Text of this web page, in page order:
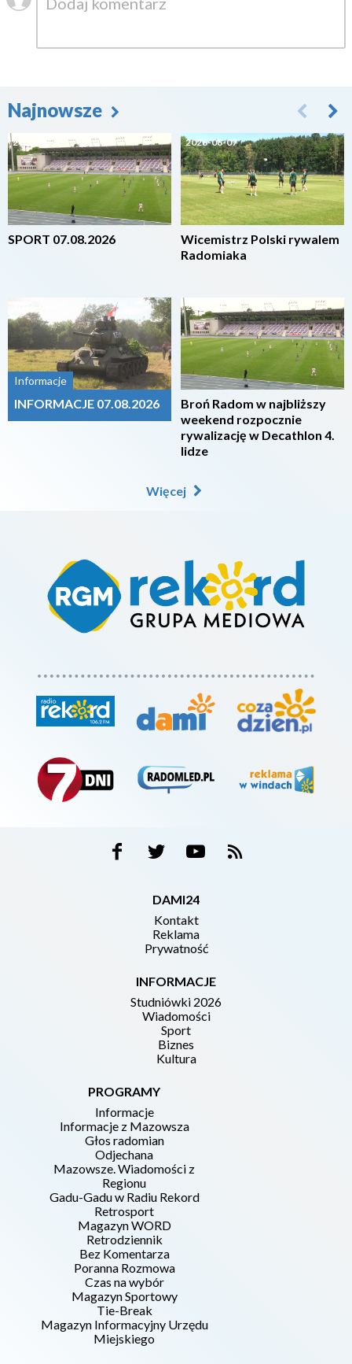
Najnowsze
2026-08-07
SPORT 07.08.2026
Informacje
INFORMACJE 07.08.2026
2026-08-07
Wicemistrz Polski rywalem
Radomiaka
2026-08-07
Broń Radom w najbliższy
weekend rozpocznie
rywalizację w Decathlon 4.
lidze
Więcej
DAMI24
Kontakt
Reklama
Prywatność
INFORMACJE
Studniówki 2026
Wiadomości
Sport
Biznes
Kultura
PROGRAMY
Informacje
Informacje z Mazowsza
Głos radomian
Odjechana
Mazowsze. Wiadomości z
Regionu
Gadu-Gadu w Radiu Rekord
Retrosport
Magazyn WORD
Retrodziennik
Bez Komentarza
Poranna Rozmowa
Czas na wybór
Magazyn Sportowy
Tie-Break
Magazyn Informacyjny Urzędu
Miejskiego